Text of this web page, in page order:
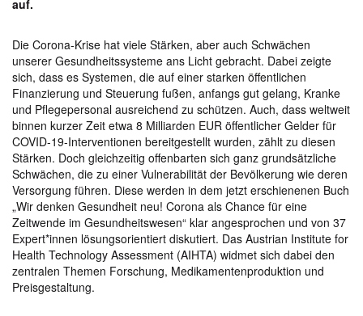
auf.
Die Corona-Krise hat viele Stärken, aber auch Schwächen
unserer Gesundheitssysteme ans Licht gebracht. Dabei zeigte
sich, dass es Systemen, die auf einer starken öffentlichen
Finanzierung und Steuerung fußen, anfangs gut gelang, Kranke
und Pflegepersonal ausreichend zu schützen. Auch, dass weltweit
binnen kurzer Zeit etwa 8 Milliarden EUR öffentlicher Gelder für
COVID-19-Interventionen bereitgestellt wurden, zählt zu diesen
Stärken. Doch gleichzeitig offenbarten sich ganz grundsätzliche
Schwächen, die zu einer Vulnerabilität der Bevölkerung wie deren
Versorgung führen. Diese werden in dem jetzt erschienenen Buch
„Wir denken Gesundheit neu! Corona als Chance für eine
Zeitwende im Gesundheitswesen“ klar angesprochen und von 37
Expert*innen lösungsorientiert diskutiert. Das Austrian Institute for
Health Technology Assessment (AIHTA) widmet sich dabei den
zentralen Themen Forschung, Medikamentenproduktion und
Preisgestaltung.